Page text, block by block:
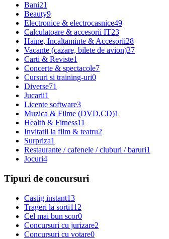
Bani21
Beauty9
Electronice & electrocasnice49
Calculatoare & accesorii IT23
Haine, Incaltaminte & Accesorii28
Vacante (cazare, bilete de avion)37
Carti & Reviste1
Concerte & spectacole7
Cursuri si training-uri0
Diverse71
Jucarii1
Licente software3
Muzica & Filme (DVD,CD)1
Health & Fitness11
Invitatii la film & teatru2
Surpriza1
Restaurante / cafenele / cluburi / baruri1
Jocuri4
Tipuri de concursuri
Castig instant13
Trageri la sorti112
Cel mai bun scor0
Concursuri cu jurizare2
Concursuri cu votare0